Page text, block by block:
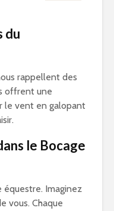
du
rappellent des
offrent une
le vent en galopant
le Bocage
équestre. Imaginez
vous. Chaque